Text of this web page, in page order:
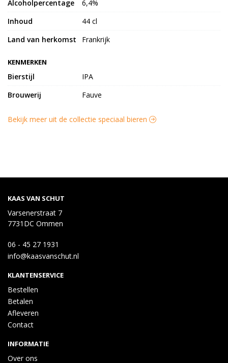
Alcoholpercentage
6,4%
Inhoud
44 cl
Land van herkomst
Frankrijk
KENMERKEN
Bierstijl
IPA
Brouwerij
Fauve
Bekijk meer uit de collectie speciaal bieren
KAAS VAN SCHUT
Varsenerstraat 7
7731DC Ommen
06 - 45 27 1931
info@kaasvanschut.nl
KLANTENSERVICE
Bestellen
Betalen
Afleveren
Contact
INFORMATIE
Over ons